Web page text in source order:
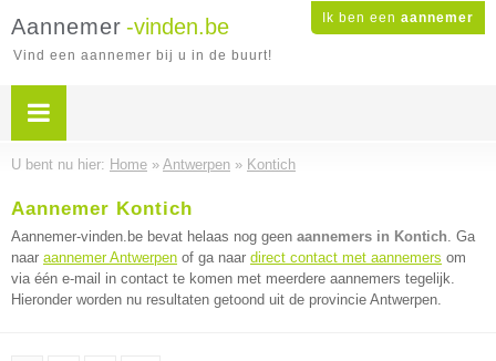
Ik ben een aannemer
Aannemer -vinden.be
Vind een aannemer bij u in de buurt!
U bent nu hier: Home » Antwerpen » Kontich
Aannemer Kontich
Aannemer-vinden.be bevat helaas nog geen aannemers in Kontich. Ga
naar aannemer Antwerpen of ga naar direct contact met aannemers om
via één e-mail in contact te komen met meerdere aannemers tegelijk.
Hieronder worden nu resultaten getoond uit de provincie Antwerpen.